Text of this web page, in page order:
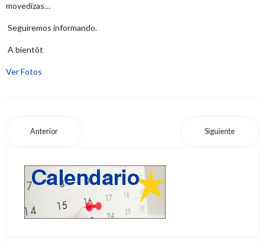
movedizas…
Seguiremos informando.
A bientôt
Ver Fotos
Anterior Siguiente